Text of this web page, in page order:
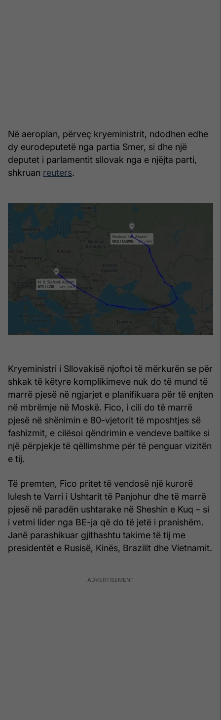
Në aeroplan, përveç kryeministrit, ndodhen edhe
dy eurodeputetë nga partia Smer, si dhe një
deputet i parlamentit sllovak nga e njëjta parti,
shkruan reuters.
Kryeministri i Sllovakisë njoftoi të mërkurën se për
shkak të këtyre komplikimeve nuk do të mund të
marrë pjesë në ngjarjet e planifikuara për të enjten
në mbrëmje në Moskë. Fico, i cili do të marrë
pjesë në shënimin e 80-vjetorit të mposhtjes së
fashizmit, e cilësoi qëndrimin e vendeve baltike si
një përpjekje të qëllimshme për të penguar vizitën
e tij.
Të premten, Fico pritet të vendosë një kurorë
lulesh te Varri i Ushtarit të Panjohur dhe të marrë
pjesë në paradën ushtarake në Sheshin e Kuq – si
i vetmi lider nga BE-ja që do të jetë i pranishëm.
Janë parashikuar gjithashtu takime të tij me
presidentët e Rusisë, Kinës, Brazilit dhe Vietnamit.